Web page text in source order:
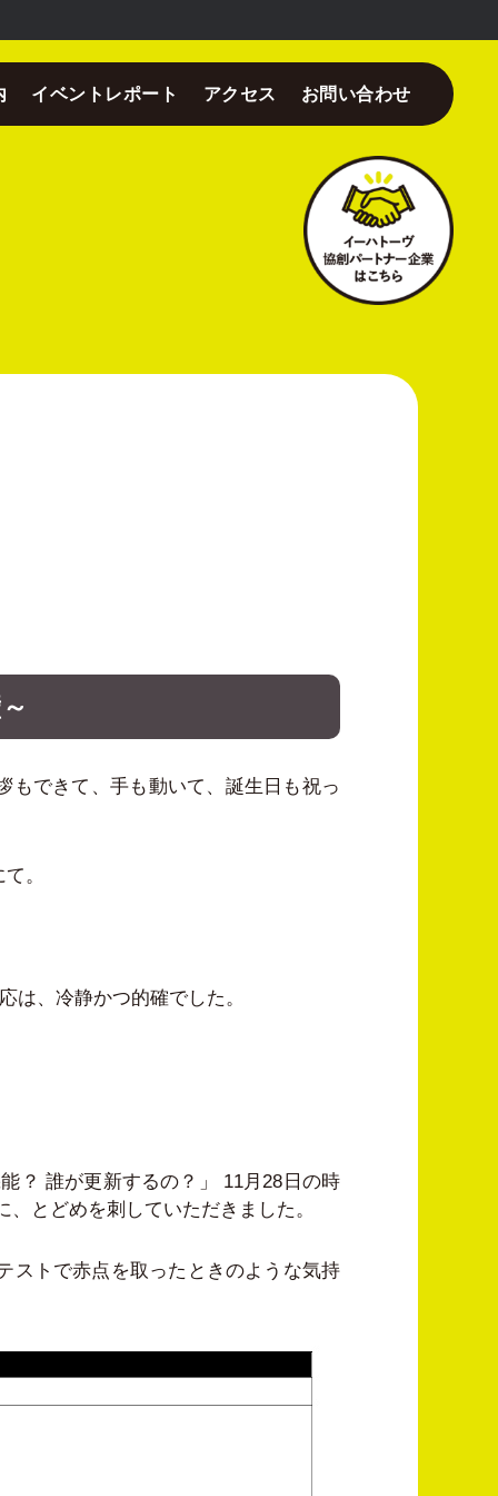
イベントレポート アクセス お問い合わせ
もできて、手も動いて、誕生日も祝っ
。
は、冷静かつ的確でした。
？ 誰が更新するの？」 11月28日の時
とどめを刺していただきました。
トで赤点を取ったときのような気持